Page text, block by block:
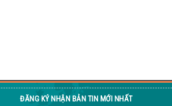
ĐĂNG KÝ NHẬN BẢN TIN MỚI NHẤT